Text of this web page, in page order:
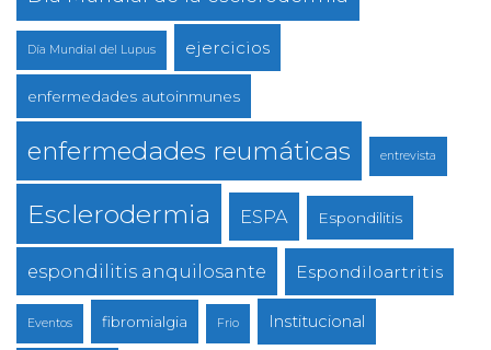
Día Mundial del Lupus ejercicios
enfermedades autoinmunes
enfermedades reumáticas entrevista
Esclerodermia ESPA Espondilitis
espondilitis anquilosante Espondiloartritis
Eventos fibromialgia Frio Institucional